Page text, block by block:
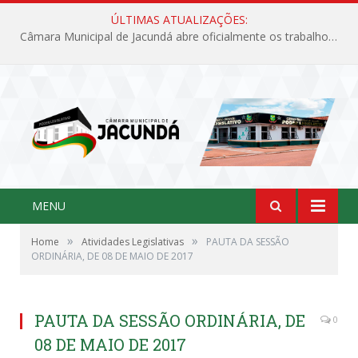
ÚLTIMAS ATUALIZAÇÕES:
Câmara Municipal de Jacundá abre oficialmente os trabalhos legislativos de 2026
MENU
Home » Atividades Legislativas »
PAUTA DA SESSÃO
ORDINÁRIA, DE 08 DE MAIO DE 2017
PAUTA DA SESSÃO ORDINÁRIA, DE
08 DE MAIO DE 2017
0